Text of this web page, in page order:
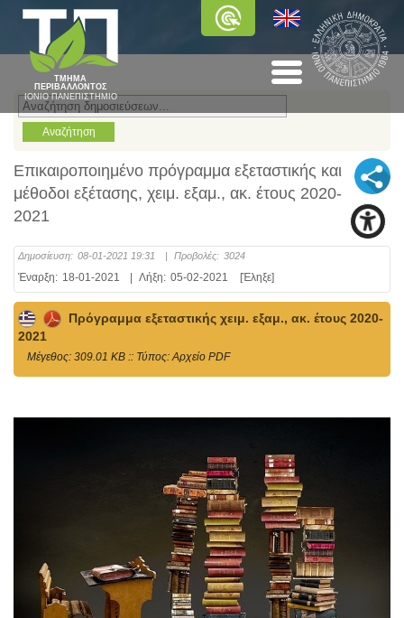
ΤΜΗΜΑ
ΠΕΡΙΒΑΛΛΟΝΤΟΣ
ΙΟΝΙΟ ΠΑΝΕΠΙΣΤΗΜΙΟ
Επικαιροποιημένο πρόγραμμα εξεταστικής και
μέθοδοι εξέτασης, χειμ. εξαμ., ακ. έτους 2020-
2021
Δημοσίευση: 08-01-2021 19:31 | Προβολές: 3024
Έναρξη: 18-01-2021 Λήξη: 05-02-2021 [Έληξε]
Πρόγραμμα εξεταστικής χειμ. εξαμ., ακ. έτους 2020-
2021
Mέγεθος: 309.01 KB :: Τύπος: Αρχείο PDF